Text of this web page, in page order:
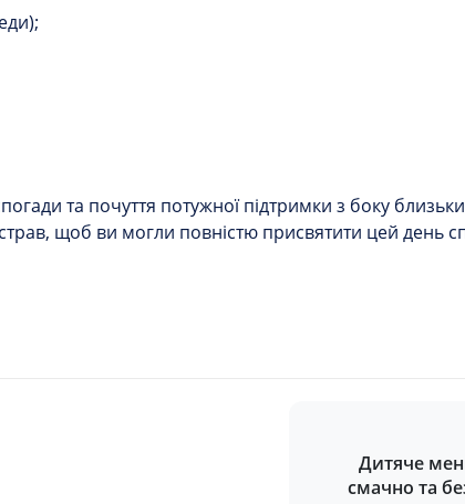
та почуття потужної підтримки з боку
щоб ви могли повністю присвятити цей день
Дитяче
смачно та